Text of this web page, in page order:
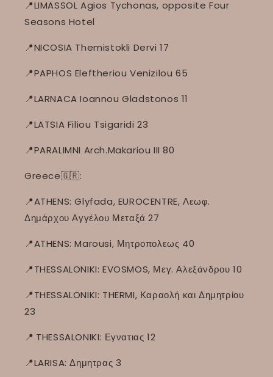
📍LIMASSOL Agios Tychonas, opposite Four
Seasons Hotel
📍NICOSIA Themistokli Dervi 17
📍PAPHOS Eleftheriou Venizilou 65
📍LARNACA Ioannou Gladstonos 11
📍LATSIA Filiou Tsigaridi 23
📍PARALIMNI Arch.Makariou III 80
Greece🇬🇷:
📍ATHENS: Glyfada, EUROCENTRE, Λεωφ.
Δημάρχου Αγγέλου Μεταξά 27
📍ATHENS: Marousi, Μητροπολεως 40
📍THESSALONIKI: EVOSMOS, Μεγ. Αλεξάνδρου 10
📍THESSALONIKI: THERMI, Καραολή και Δημητρίου
23
📍 THESSALONIKI: Εγνατιας 12
📍LARISA: Δημητρας 3